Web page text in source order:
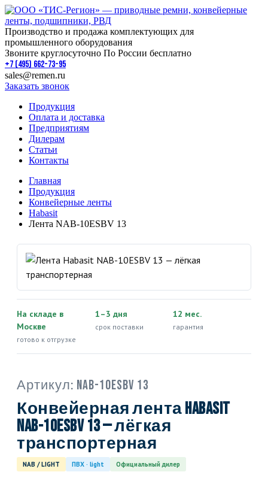
Производство и продажа комплектующих для
промышленного оборудования
Звоните круглосуточно По России бесплатно
+7 (495) 662-73-95
sales@remen.ru
Заказать звонок
Продукция
Оплата и доставка
Предприятиям
Дилерам
Статьи
Контакты
Главная
Продукция
Конвейерные ленты
Habasit
Лента NAB-10ESBV 13
На складе в
Москве
готово к отгрузке
1–3 дня
срок поставки
12 мес.
гарантия
Артикул: NAB-10ESBV 13
Конвейерная лента Habasit
NAB-10ESBV 13 — лёгкая
транспортерная
NAB / LIGHT ПВХ · light Официальный дилер